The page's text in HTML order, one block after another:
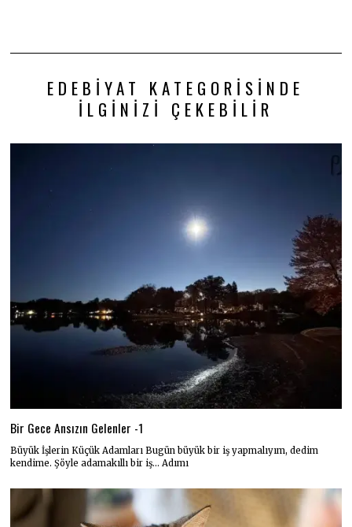
EDEBIYAT KATEGORISINDE
İLGINIZI ÇEKEBILIR
Bir Gece Ansızın Gelenler -1
Büyük İşlerin Küçük Adamları Bugün büyük bir iş yapmalıyım, dedim
kendime. Şöyle adamakıllı bir iş… Adımı